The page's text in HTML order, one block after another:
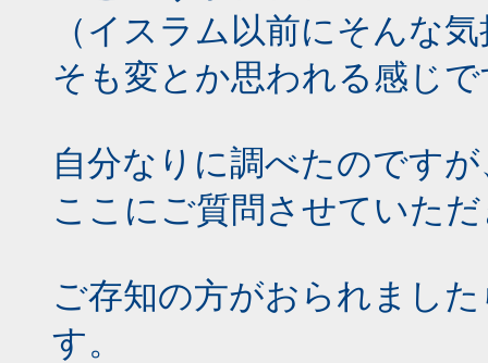
（イスラム以前にそんな
そも変とか思われる感じ
自分なりに調べたのです
ここにご質問させていた
ご存知の方がおられまし
す。